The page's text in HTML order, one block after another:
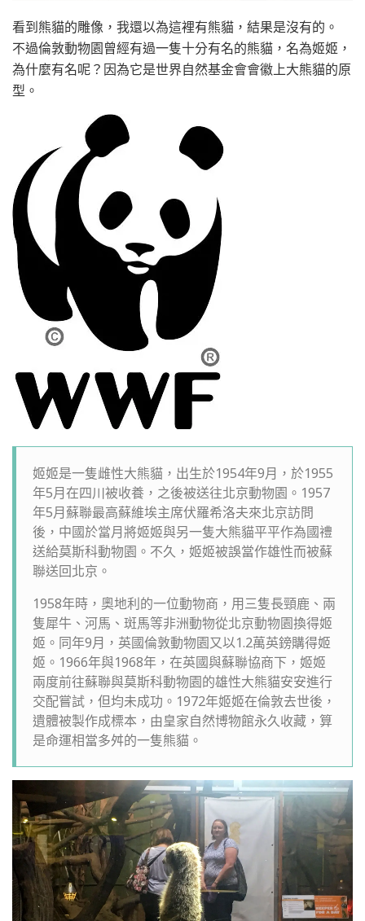
看到熊貓的雕像，我還以為這裡有熊貓，結果是沒有的。
不過倫敦動物園曾經有過一隻十分有名的熊貓，名為姬姬，
為什麼有名呢？因為它是世界自然基金會會徽上大熊貓的原
型。
姬姬是一隻雌性大熊貓，出生於1954年9月，於1955
年5月在四川被收養，之後被送往北京動物園。1957
年5月蘇聯最高蘇維埃主席伏羅希洛夫來北京訪問
後，中國於當月將姬姬與另一隻大熊貓平平作為國禮
送給莫斯科動物園。不久，姬姬被誤當作雄性而被蘇
聯送回北京。
1958年時，奧地利的一位動物商，用三隻長頸鹿、兩
隻犀牛、河馬、斑馬等非洲動物從北京動物園換得姬
姬。同年9月，英國倫敦動物園又以1.2萬英鎊購得姬
姬。1966年與1968年，在英國與蘇聯協商下，姬姬
兩度前往蘇聯與莫斯科動物園的雄性大熊貓安安進行
交配嘗試，但均未成功。1972年姬姬在倫敦去世後，
遺體被製作成標本，由皇家自然博物館永久收藏，算
是命運相當多舛的一隻熊貓。